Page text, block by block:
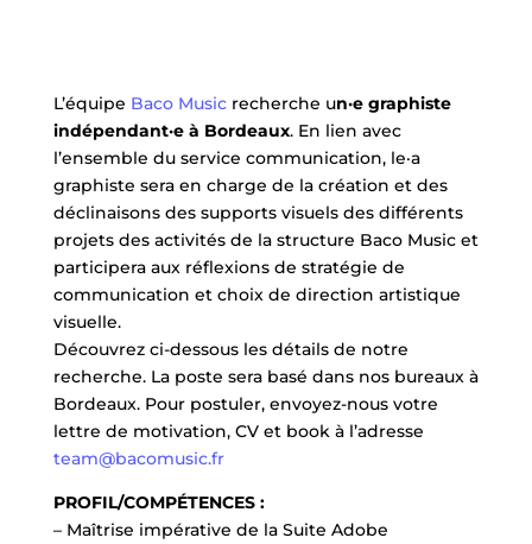
L’équipe Baco Musicrecherche un·e graphiste
indépendant·e à Bordeaux. En lien avec
l’ensemble du service communication, le·a
graphiste sera en charge de la création et des
déclinaisons des supports visuels des différents
projets des activités de la structure Baco Music et
participera aux réflexions de stratégie de
communication et choix de direction artistique
visuelle.
Découvrez ci-dessous les détails de notre
recherche. La poste sera basé dans nos bureaux à
Bordeaux. Pour postuler, envoyez-nous votre
lettre de motivation, CV et book à l’adresse
team@bacomusic.fr
PROFIL/COMPÉTENCES :
– Maîtrise impérative de la Suite Adobe